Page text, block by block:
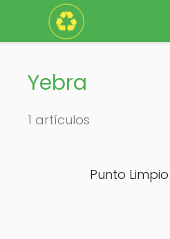
Yebra
1 artículos
Punto